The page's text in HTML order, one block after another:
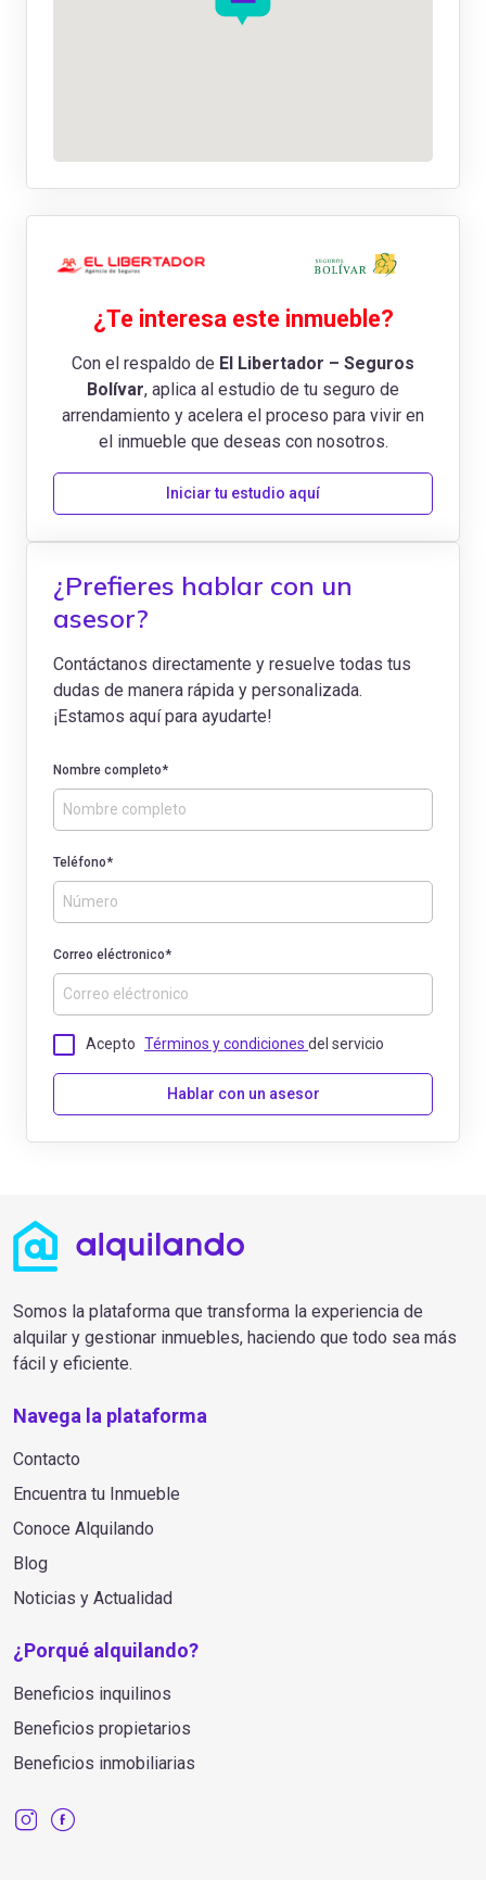
¿Te interesa este inmueble?
Con el respaldo de El Libertador – Seguros
Bolívar, aplica al estudio de tu seguro de
arrendamiento y acelera el proceso para vivir en
el inmueble que deseas con nosotros.
Iniciar tu estudio aquí
¿Prefieres hablar con un
asesor?
Contáctanos directamente y resuelve todas tus
dudas de manera rápida y personalizada.
¡Estamos aquí para ayudarte!
Nombre completo*
Teléfono*
Correo eléctronico*
Acepto Términos y condiciones del servicio
Hablar con un asesor
Somos la plataforma que transforma la experiencia de
alquilar y gestionar inmuebles, haciendo que todo sea más
fácil y eficiente.
Navega la plataforma
Contacto
Encuentra tu Inmueble
Conoce Alquilando
Blog
Noticias y Actualidad
¿Porqué alquilando?
Beneficios inquilinos
Beneficios propietarios
Beneficios inmobiliarias